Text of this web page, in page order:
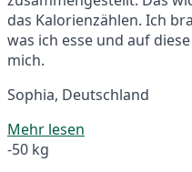
das Kalorienzählen. Ich
was ich esse und auf
mich.
Sophia, Deutschland
Mehr lesen
-50 kg